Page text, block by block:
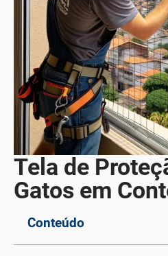
Tela de
Gatos em
Conteúdo